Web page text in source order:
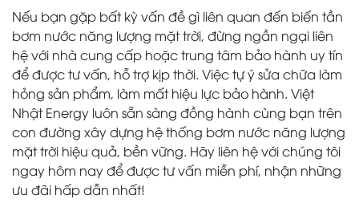
Nếu bạn gặp bất kỳ vấn đề gì liên quan đến biến tần
bơm nước năng lượng mặt trời, đừng ngần ngại liên
hệ với nhà cung cấp hoặc trung tâm bảo hành uy tín
để được tư vấn, hỗ trợ kịp thời. Việc tự ý sửa chữa làm
hỏng sản phẩm, làm mất hiệu lực bảo hành. Việt
Nhật Energy luôn sẵn sàng đồng hành cùng bạn trên
con đường xây dựng hệ thống bơm nước năng lượng
mặt trời hiệu quả, bền vững. Hãy liên hệ với chúng tôi
ngay hôm nay để được tư vấn miễn phí, nhận những
ưu đãi hấp dẫn nhất!